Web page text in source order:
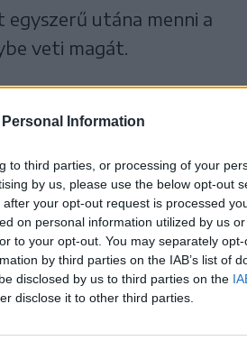
Information
to third parties, or processing of your
by us, please use the below opt-out
your opt-out request is processed
on personal information utilized by us
to your opt-out. You may separately
by third parties on the IAB’s list of
disclosed by us to third parties on the
disclose it to other third parties.
egyszerű utána menni a
veti magát.